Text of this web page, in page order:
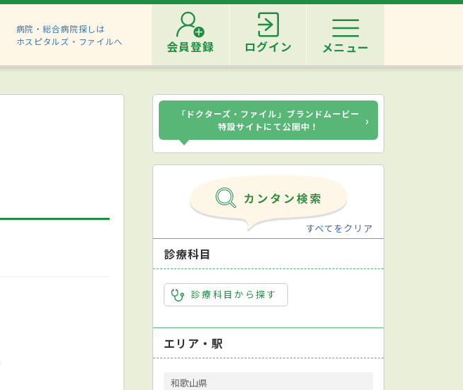
病院・総合病院探しは
ホスピタルズ・ファイルへ
会員登録 ログイン メニュー
「ドクターズ・ファイル」ブランドムービー
特設サイトにて公開中！
›
すべてをクリア
診療科目
診療科目から探す
エリア・駅
和歌山県